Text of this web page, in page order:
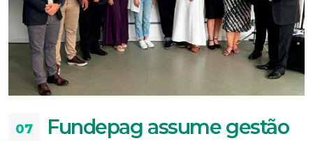
07
Fundepag assume gestão